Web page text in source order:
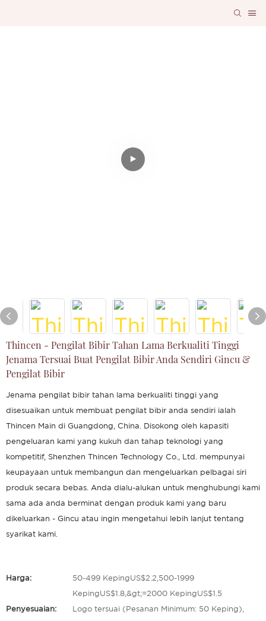
Thincen - Pengilat Bibir Tahan Lama Berkualiti Tinggi
Jenama Tersuai Buat Pengilat Bibir Anda Sendiri Gincu &
Pengilat Bibir
Jenama pengilat bibir tahan lama berkualiti tinggi yang
disesuaikan untuk membuat pengilat bibir anda sendiri ialah
Thincen Main di Guangdong, China. Disokong oleh kapasiti
pengeluaran kami yang kukuh dan tahap teknologi yang
kompetitif, Shenzhen Thincen Technology Co., Ltd. mempunyai
keupayaan untuk membangun dan mengeluarkan pelbagai siri
produk secara bebas. Anda dialu-alukan untuk menghubungi kami
sama ada anda berminat dengan produk kami yang baru
dikeluarkan - Gincu atau ingin mengetahui lebih lanjut tentang
syarikat kami.
Harga: 50-499 KepingUS$2.2,500-1999
KepingUS$1.8,&gt;=2000 KepingUS$1.5
Penyesuaian: Logo tersuai (Pesanan Minimum: 50 Keping),